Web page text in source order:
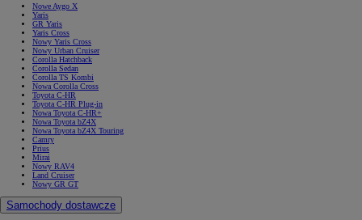
Nowe Aygo X
Yaris
GR Yaris
Yaris Cross
Nowy Yaris Cross
Nowy Urban Cruiser
Corolla Hatchback
Corolla Sedan
Corolla TS Kombi
Nowa Corolla Cross
Toyota C-HR
Toyota C-HR Plug-in
Nowa Toyota C-HR+
Nowa Toyota bZ4X
Nowa Toyota bZ4X Touring
Camry
Prius
Mirai
Nowy RAV4
Land Cruiser
Nowy GR GT
Samochody dostawcze